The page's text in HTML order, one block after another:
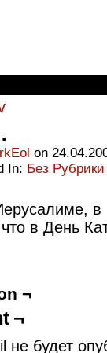
on
In: Без Рубрики
в
что в День
¬
¬
не будет